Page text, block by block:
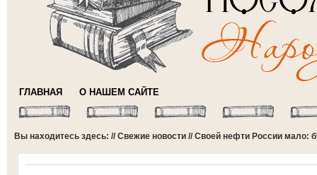
ГЛАВНАЯ О НАШЕМ САЙТЕ
Вы находитесь здесь: //Свежие новости // Своей нефти России мало: